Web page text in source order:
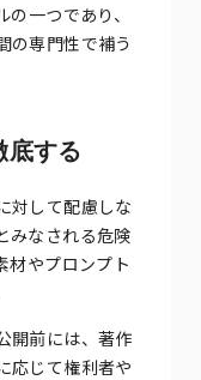
一つであり、
の専門性で補う
底する
対して配慮しな
みなされる危険
材やプロンプト
開前には、著作
応じて権利者や